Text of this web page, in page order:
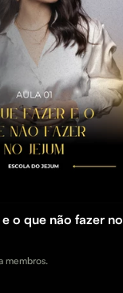
o que não fazer no
membros.